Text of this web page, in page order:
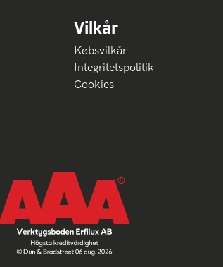
Vilkår
Købsvilkår
Integritetspolitik
Cookies